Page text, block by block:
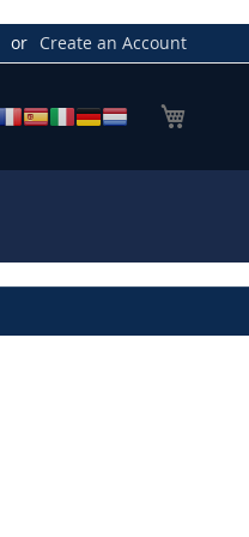
Create an Account